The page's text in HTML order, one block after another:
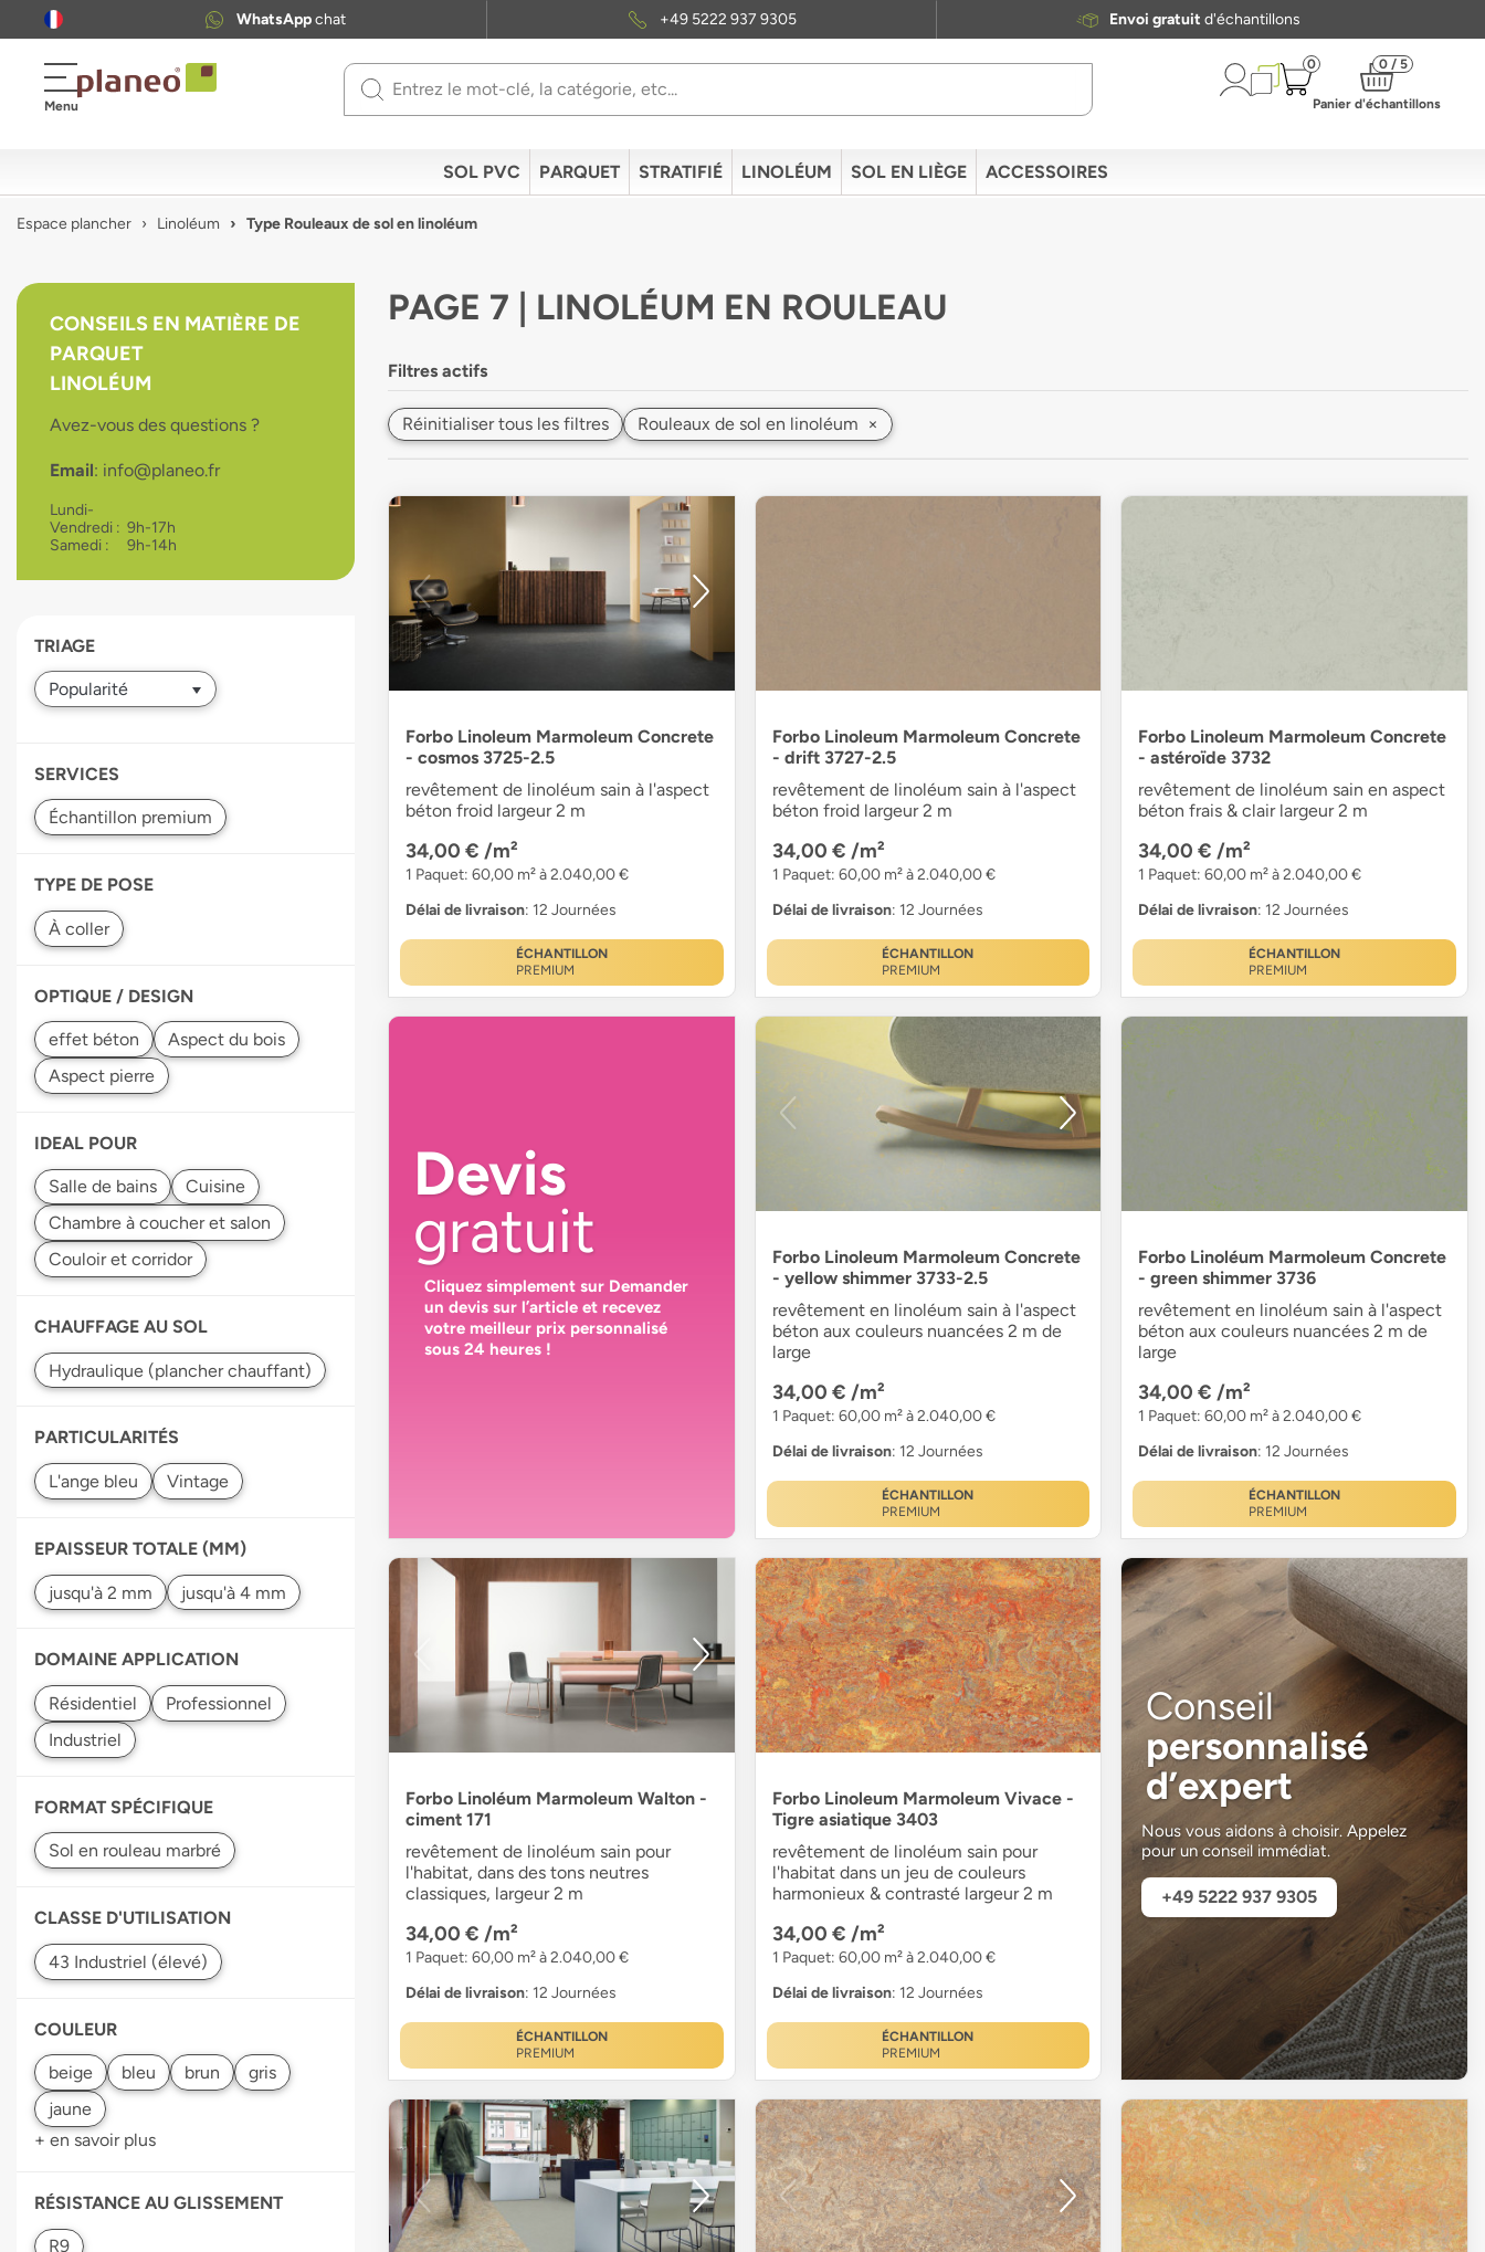
WhatsAppchat +49 5222 937 9305 Envoi gratuitd'échantillons
Menu
Use
arrows
to
Press
selected
search
Touch
touch
swipe
0 0 / 5
Panier d'échantillons
SOL PVC PARQUET STRATIFIÉ LINOLÉUM SOL EN LIÈGE ACCESSOIRES
Espace plancher Linoléum Type Rouleaux de sol en linoléum
CONSEILS EN MATIÈRE DE
PARQUET
LINOLÉUM
Avez-vous des questions ?
Email: info@planeo.fr
Lundi-
Vendredi : 9h-17h
Samedi :
9h-14h
TRIAGE
SERVICES
TYPE DE POSE
OPTIQUE / DESIGN
IDEAL POUR
CHAUFFAGE AU SOL
PARTICULARITÉS
EPAISSEUR TOTALE (MM)
DOMAINE APPLICATION
FORMAT SPÉCIFIQUE
CLASSE D'UTILISATION
COULEUR
+ en savoir plus
RÉSISTANCE AU GLISSEMENT
PAGE 7 | LINOLÉUM EN ROULEAU
Filtres actifs
Réinitialiser tous les filtres Rouleaux de sol en linoléum ×
Forbo Linoleum Marmoleum Concrete
- cosmos 3725-2.5
revêtement de linoléum sain à l'aspect
béton froid largeur 2 m
34,00 € /m²
1 Paquet: 60,00 m² à 2.040,00 €
Délai de livraison: 12 Journées
ÉCHANTILLON
PREMIUM
Forbo Linoleum Marmoleum Concrete
- drift 3727-2.5
revêtement de linoléum sain à l'aspect
béton froid largeur 2 m
34,00 € /m²
1 Paquet: 60,00 m² à 2.040,00 €
Délai de livraison: 12 Journées
ÉCHANTILLON
PREMIUM
Forbo Linoleum Marmoleum Concrete
- astéroïde 3732
revêtement de linoléum sain en aspect
béton frais & clair largeur 2 m
34,00 € /m²
1 Paquet: 60,00 m² à 2.040,00 €
Délai de livraison: 12 Journées
ÉCHANTILLON
PREMIUM
Devis
gratuit
Cliquez simplement sur Demander
un devis sur l’article et recevez
votre meilleur prix personnalisé
sous 24 heures !
Forbo Linoleum Marmoleum Concrete
- yellow shimmer 3733-2.5
revêtement en linoléum sain à l'aspect
béton aux couleurs nuancées 2 m de
large
34,00 € /m²
1 Paquet: 60,00 m² à 2.040,00 €
Délai de livraison: 12 Journées
ÉCHANTILLON
PREMIUM
Forbo Linoléum Marmoleum Concrete
- green shimmer 3736
revêtement en linoléum sain à l'aspect
béton aux couleurs nuancées 2 m de
large
34,00 € /m²
1 Paquet: 60,00 m² à 2.040,00 €
Délai de livraison: 12 Journées
ÉCHANTILLON
PREMIUM
Forbo Linoléum Marmoleum Walton -
ciment 171
revêtement de linoléum sain pour
l'habitat, dans des tons neutres
classiques, largeur 2 m
34,00 € /m²
1 Paquet: 60,00 m² à 2.040,00 €
Délai de livraison: 12 Journées
ÉCHANTILLON
PREMIUM
Forbo Linoleum Marmoleum Vivace -
Tigre asiatique 3403
revêtement de linoléum sain pour
l'habitat dans un jeu de couleurs
harmonieux & contrasté largeur 2 m
34,00 € /m²
1 Paquet: 60,00 m² à 2.040,00 €
Délai de livraison: 12 Journées
ÉCHANTILLON
PREMIUM
Conseil
personnalisé
d’expert
Nous vous aidons à choisir. Appelez
pour un conseil immédiat.
+49 5222 937 9305